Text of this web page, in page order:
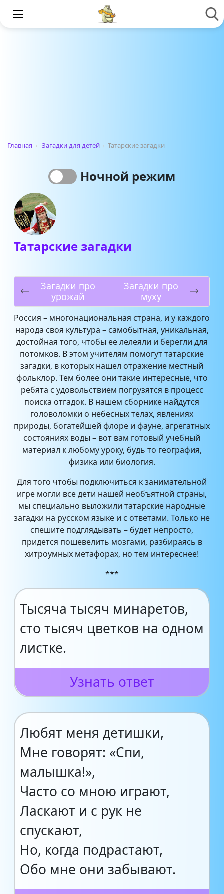
Главная › Загадки для детей › Татарские загадки
Ночной режим
Татарские загадки
Загадки про
урожай
Загадки про
муху
Россия – многонациональная страна, и у каждого
народа своя культура – самобытная, уникальная,
достойная того, чтобы ее лелеяли и берегли для
потомков. В этом учителям помогут татарские
загадки, в которых нашел отражение местный
фольклор. Тем более они такие интересные, что
ребята с удовольствием погрузятся в процесс
поиска отгадок. В нашем сборнике найдутся
головоломки о небесных телах, явлениях
природы, богатейшей флоре и фауне, агрегатных
состояниях воды – вот вам готовый учебный
материал к любому уроку, будь то география,
физика или биология.
Для того чтобы подключиться к занимательной
игре могли все дети нашей необъятной страны,
мы специально выложили татарские народные
загадки на русском языке и с ответами. Только не
спешите подглядывать – будет непросто,
придется пошевелить мозгами, разбираясь в
хитроумных метафорах, но тем интереснее!
***
Тысяча тысяч минаретов,
сто тысяч цветков на одном
листке.
Узнать ответ
Любят меня детишки,
Мне говорят: «Спи,
малышка!»,
Часто со мною играют,
Ласкают и с рук не
спускают,
Но, когда подрастают,
Обо мне они забывают.